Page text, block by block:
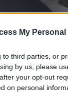
My
third parties, or
by us, please
your opt-out
on personal